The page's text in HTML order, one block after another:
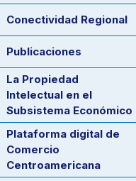
Conectividad Regional
Publicaciones
La Propiedad
Intelectual en el
Subsistema Económico
Plataforma digital de
Comercio
Centroamericana